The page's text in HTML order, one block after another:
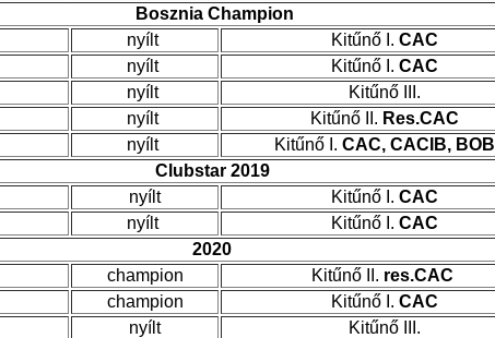
Bosznia Champion
nyílt Kitűnő I. CAC
nyílt Kitűnő I. CAC
nyílt Kitűnő III.
nyílt Kitűnő II. Res.CAC
nyílt Kitűnő I. CAC, CACIB, BOB
Clubstar 2019
nyílt Kitűnő I. CAC
nyílt Kitűnő I. CAC
2020
champion Kitűnő II. res.CAC
champion Kitűnő I. CAC
nyílt Kitűnő III.